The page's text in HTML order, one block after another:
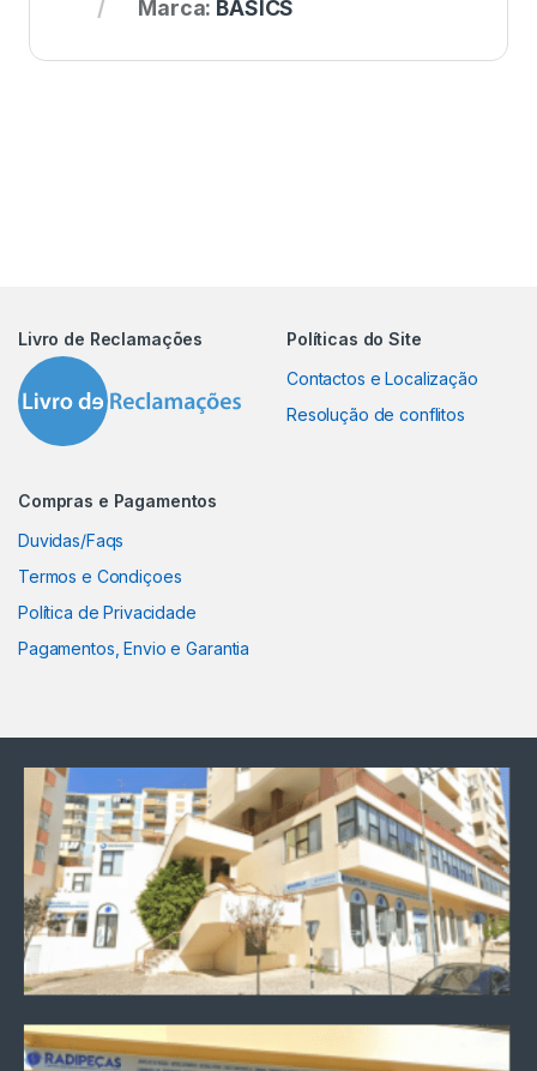
Marca: BASICS
Livro de Reclamações
Políticas do Site
Contactos e Localização
Resolução de conflitos
Compras e Pagamentos
Duvidas/Faqs
Termos e Condiçoes
Política de Privacidade
Pagamentos, Envio e Garantia